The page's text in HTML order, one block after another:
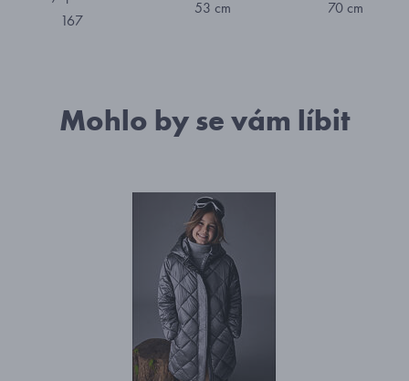
167
53 cm 70 cm
Mohlo by se vám líbit